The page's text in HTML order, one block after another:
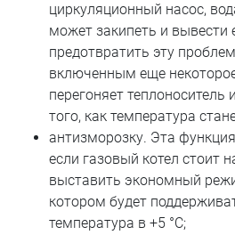
циркуляционный насос,
может закипеть и вывести
предотвратить эту
включенным еще
перегоняет теплоноситель
того, как температура
антизморозку. Эта
если газовый котел стоит
выставить экономный
котором будет
температура в +5 °C;